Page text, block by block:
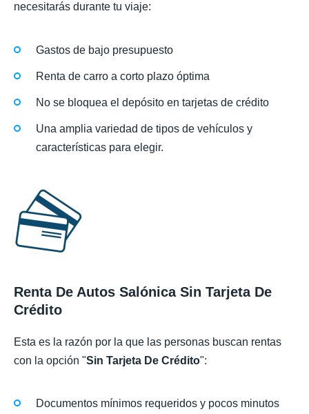
necesitarás durante tu viaje:
Gastos de bajo presupuesto
Renta de carro a corto plazo óptima
No se bloquea el depósito en tarjetas de crédito
Una amplia variedad de tipos de vehículos y
características para elegir.
Renta De Autos Salónica Sin Tarjeta De
Crédito
Esta es la razón por la que las personas buscan rentas
con la opción "Sin Tarjeta De Crédito":
Documentos mínimos requeridos y pocos minutos